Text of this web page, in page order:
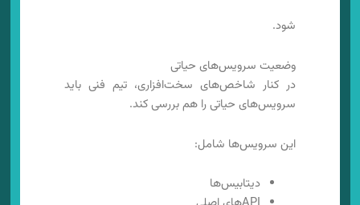
شود.
وضعیت سرویس‌های حیاتی
در کنار شاخص‌های سخت‌افزاری، تیم فنی باید
سرویس‌های حیاتی را هم بررسی کند.
این سرویس‌ها شامل:
دیتابیس‌ها